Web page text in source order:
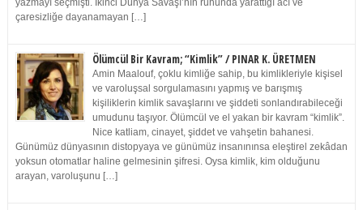
yazmayı seçmişti. İkinci Dünya Savaşı’nın ruhunda yarattığı acı ve
çaresizliğe dayanamayan […]
Ölümcül Bir Kavram; “Kimlik” / PINAR K. ÜRETMEN
Amin Maalouf, çoklu kimliğe sahip, bu kimlikleriyle kişisel
ve varoluşsal sorgulamasını yapmış ve barışmış
kişiliklerin kimlik savaşlarını ve şiddeti sonlandırabileceği
umudunu taşıyor. Ölümcül ve el yakan bir kavram “kimlik”.
Nice katliam, cinayet, şiddet ve vahşetin bahanesi.
Günümüz dünyasının distopyaya ve günümüz insanınınsa eleştirel zekâdan
yoksun otomatlar haline gelmesinin şifresi. Oysa kimlik, kim olduğunu
arayan, varoluşunu […]